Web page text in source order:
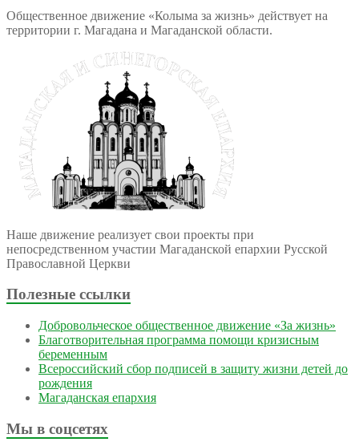
Общественное движение «Колыма за жизнь» действует на
территории г. Магадана и Магаданской области.
Наше движение реализует свои проекты при
непосредственном участии Магаданской епархии Русской
Православной Церкви
Полезные ссылки
Добровольческое общественное движение «За жизнь»
Благотворительная программа помощи кризисным
беременным
Всероссийский сбор подписей в защиту жизни детей до
рождения
Магаданская епархия
Мы в соцсетях